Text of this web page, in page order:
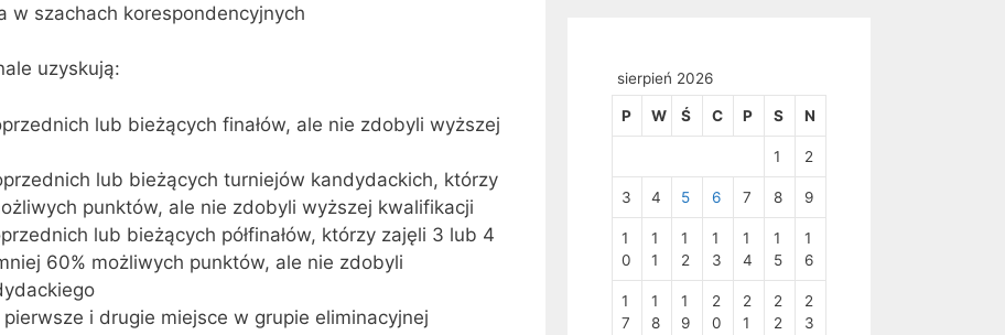
w szachach korespondencyjnych
uzyskują:
lub bieżących finałów, ale nie zdobyli wyższej
lub bieżących turniejów kandydackich, którzy
punktów, ale nie zdobyli wyższej kwalifikacji
lub bieżących półfinałów, którzy zajęli 3 lub 4
60% możliwych punktów, ale nie zdobyli
i drugie miejsce w grupie eliminacyjnej
sierpień 2026
P W Ś C P S N
1 2
3 4 5 6 7 8 9
1
0
1
1
1
2
1
3
1
4
1
5
1
6
1
7
1
8
1
9
2
0
2
1
2
2
2
3